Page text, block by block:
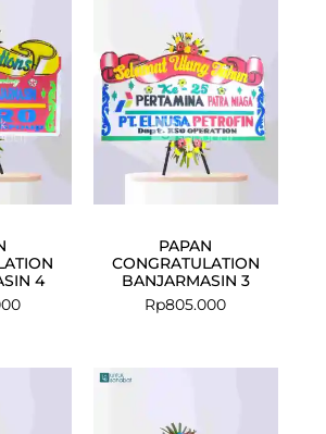
4
PAPAN
CONGRATULATION
BANJARMASIN 3
Rp805.000